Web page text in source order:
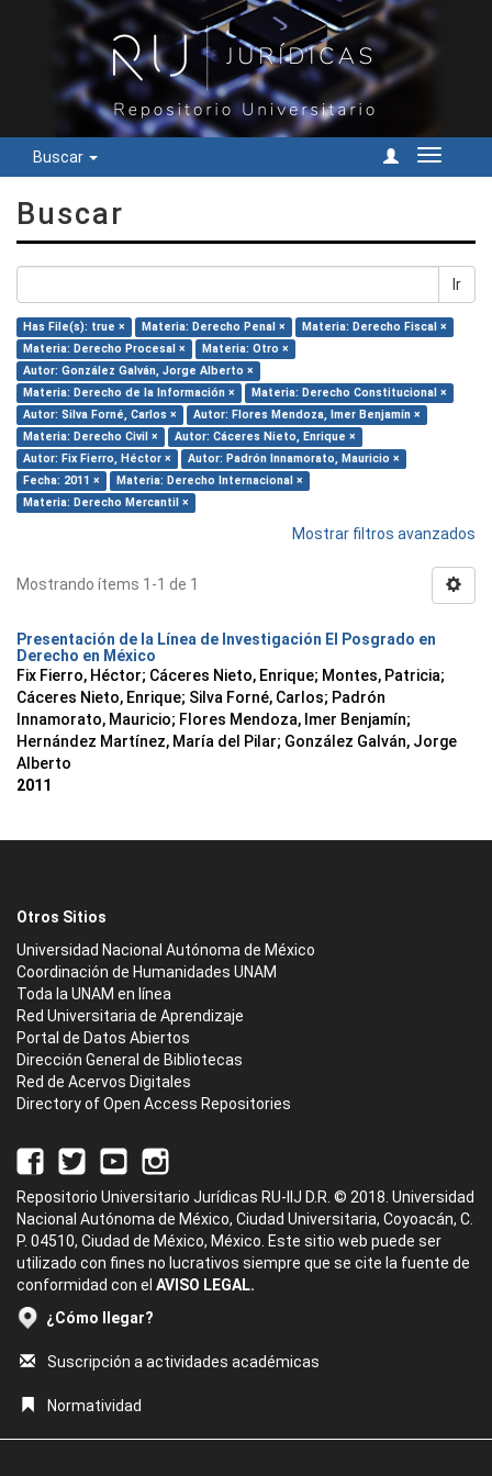
Buscar
Cambiar
Buscar
Ir
Has File(s): true × Materia: Derecho Penal ×
Materia: Derecho Fiscal ×
Materia: Derecho Procesal ×
Materia: Otro ×
Autor: González Galván, Jorge Alberto ×
Materia: Derecho de la Información ×
Materia: Derecho Constitucional ×
Autor: Silva Forné, Carlos ×
Autor: Flores Mendoza, Imer Benjamín ×
Materia: Derecho Civil ×
Autor: Cáceres Nieto, Enrique ×
Autor: Fix Fierro, Héctor ×
Autor: Padrón Innamorato, Mauricio ×
Fecha: 2011 ×
Materia: Derecho Internacional ×
Materia: Derecho Mercantil ×
Mostrar filtros avanzados
Mostrando ítems 1-1 de 1
Presentación de la Línea de Investigación El Posgrado en
Derecho en México
Fix Fierro, Héctor; Cáceres Nieto, Enrique; Montes, Patricia;
Cáceres Nieto, Enrique; Silva Forné, Carlos; Padrón
Innamorato, Mauricio; Flores Mendoza, Imer Benjamín;
Hernández Martínez, María del Pilar; González Galván, Jorge
Alberto
2011
Otros Sitios
Universidad Nacional Autónoma de México
Coordinación de Humanidades UNAM
Toda la UNAM en línea
Red Universitaria de Aprendizaje
Portal de Datos Abiertos
Dirección General de Bibliotecas
Red de Acervos Digitales
Directory of Open Access Repositories
Repositorio Universitario Jurídicas RU-IIJ D.R. © 2018. Universidad
Nacional Autónoma de México, Ciudad Universitaria, Coyoacán, C.
P. 04510, Ciudad de México, México. Este sitio web puede ser
utilizado con fines no lucrativos siempre que se cite la fuente de
conformidad con el AVISO LEGAL.
¿Cómo llegar?
Suscripción a actividades académicas
Normatividad